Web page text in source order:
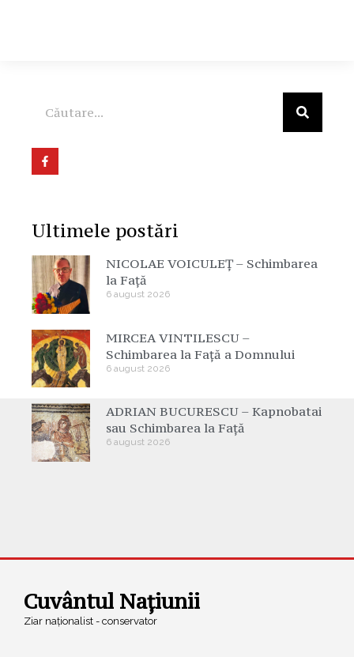
Ultimele postări
NICOLAE VOICULEȚ – Schimbarea
la Față
6 august 2026
MIRCEA VINTILESCU –
Schimbarea la Față a Domnului
6 august 2026
ADRIAN BUCURESCU – Kapnobatai
sau Schimbarea la Față
6 august 2026
Cuvântul Națiunii
Ziar naționalist - conservator